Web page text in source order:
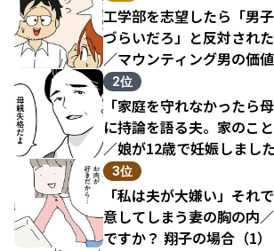
工学部を志望したら「男
づらいだろ」と反対され
／マウンティング男の価
結果（1）
2位
「家庭を守れなかったら
に持論を語る夫。家のこ
／娘が12歳で妊娠しました
3位
「私は夫が大嫌い」それ
意してしまう妻の胸の内
ですか？ 翔子の場合（1）